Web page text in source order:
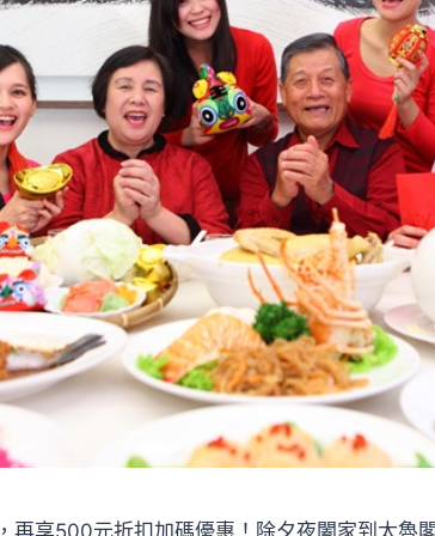
再享500元折扣加碼優惠！除夕夜闔家到太魯